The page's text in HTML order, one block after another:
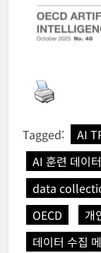
Tagged: AI
AI 훈련 데이터
data
OECD
개
데이터 수집